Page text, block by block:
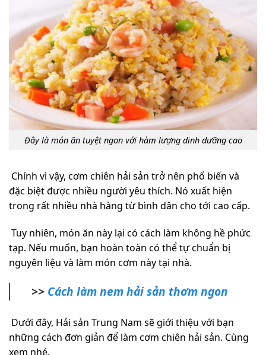
Đây là món ăn tuyệt ngon với hàm lượng dinh dưỡng cao
Chính vì vậy, cơm chiên hải sản trở nên phổ biến và
đặc biệt được nhiều người yêu thích. Nó xuất hiện
trong rất nhiều nhà hàng từ bình dân cho tới cao cấp.
Tuy nhiên, món ăn này lại có cách làm không hề phức
tạp. Nếu muốn, bạn hoàn toàn có thể tự chuẩn bị
nguyên liệu và làm món cơm này tại nhà.
>> Cách làm nem hải sản thơm ngon
Dưới đây, Hải sản Trung Nam sẽ giới thiệu với bạn
những cách đơn giản để làm cơm chiên hải sản. Cùng
xem nhé.